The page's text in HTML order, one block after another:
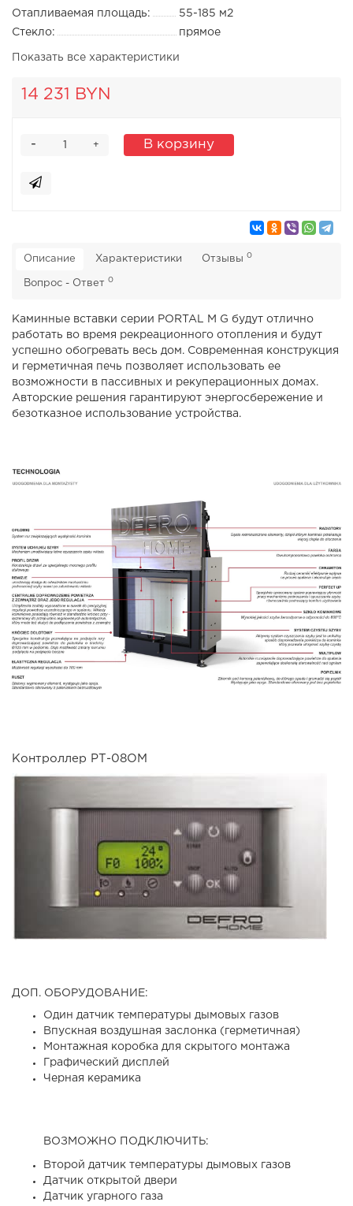
Отапливаемая площадь:
55-185 м2
Стекло:
прямое
Показать все характеристики
14 231 BYN
+
- В корзину
Описание Характеристики Отзывы 0
Вопрос - Ответ 0
Каминные вставки серии PORTAL M G будут отлично
работать во время рекреационного отопления и будут
успешно обогревать весь дом. Современная конструкция
и герметичная печь позволяет использовать ее
возможности в пассивных и рекуперационных домах.
Авторские решения гарантируют энергосбережение и
безотказное использование устройства.
Контроллер РТ-08ОМ
ДОП. ОБОРУДОВАНИЕ:
Один датчик температуры дымовых газов
Впускная воздушная заслонка (герметичная)
Монтажная коробка для скрытого монтажа
Графический дисплей
Черная керамика
ВОЗМОЖНО ПОДКЛЮЧИТЬ:
Второй датчик температуры дымовых газов
Датчик открытой двери
Датчик угарного газа